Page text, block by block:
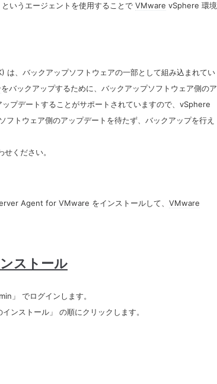
というエージェントを使用することで VMware vSphere 環境
、バックアップソフトウェアの一部として組み込まれてい
をバックアップするために、バックアップソフトウェア側のア
プデートすることがサポートされていますので、vSphere
トウェア側のアップデートを待たず、バックアップを行え
ください。
Agent for VMware をインストールして、 VMware
ストール
」 でログインします。
ンストール」 の順にクリックします。